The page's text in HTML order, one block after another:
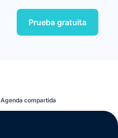
Prueba gratuita
Agenda compartida